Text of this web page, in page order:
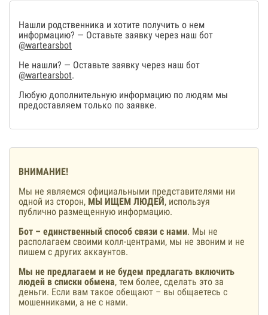
Нашли родственника и хотите получить о нем
информацию? — Оставьте заявку через наш бот
@wartearsbot
Не нашли? — Оставьте заявку через наш бот
@wartearsbot.
Любую дополнительную информацию по людям мы
предоставляем только по заявке.
ВНИМАНИЕ!
Мы не являемся официальными представителями ни
одной из сторон, МЫ ИЩЕМ ЛЮДЕЙ, используя
публично размещенную информацию.
Бот – единственный способ связи с нами. Мы не
располагаем своими колл-центрами, мы не звоним и не
пишем с других аккаунтов.
Мы не предлагаем и не будем предлагать включить
людей в списки обмена, тем более, сделать это за
деньги. Если вам такое обещают – вы общаетесь с
мошенниками, а не с нами.